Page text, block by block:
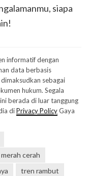
siapa
informatif dengan
data berbasis
sebagai
hukum. Segala
berada di luar tanggung
diPrivacy PolicyGaya
cerah
tren rambut